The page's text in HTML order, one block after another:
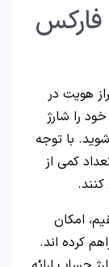
هویت در
را شارژ
با توجه
کمی از
امکان
کرده اند.